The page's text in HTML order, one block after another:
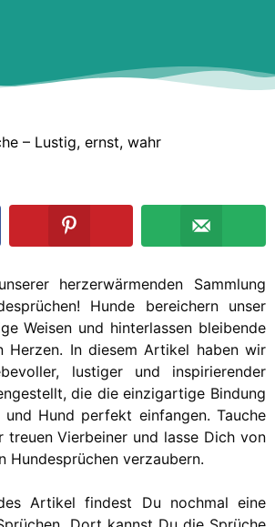
– Lustig, ernst, wahr
herzerwärmenden Sammlung
Hunde bereichern unser
Weisen und hinterlassen bleibende
Herzen. In diesem Artikel haben wir
lustiger und inspirierender
die die einzigartige Bindung
und Hund perfekt einfangen. Tauche
treuen Vierbeiner und lasse Dich von
Hundesprüchen verzaubern.
Artikel findest Du nochmal eine